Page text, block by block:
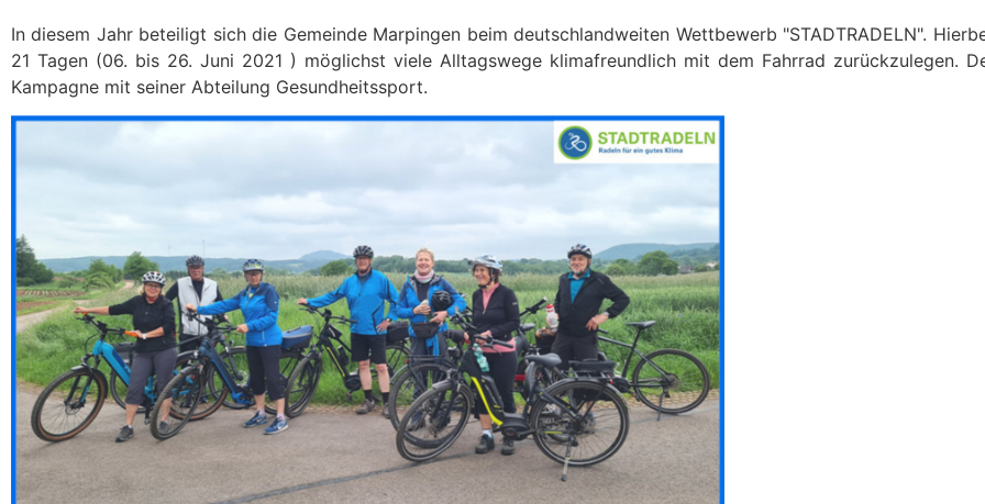
In diesem Jahr beteiligt sich die Gemeinde Marpingen beim deutschlandweiten Wettbewerb "STADTRADELN".
21 Tagen (06. bis 26. Juni 2021 ) möglichst viele Alltagswege klimafreundlich mit dem Fahrrad zurückzulegen.
Kampagne mit seiner Abteilung Gesundheitssport.